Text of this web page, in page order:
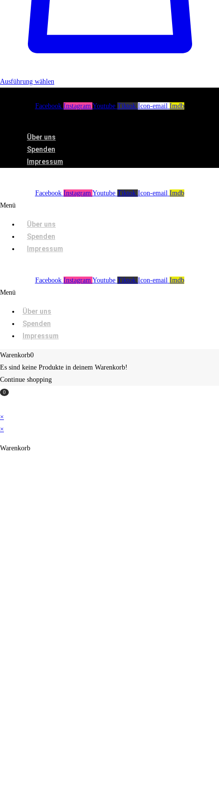
Ausführung wählen
Facebook Instagram Youtube Tiktok Icon-email Imdb
Über uns
Spenden
Impressum
Facebook Instagram Youtube Tiktok Icon-email Imdb
Menü
Über uns
Spenden
Impressum
Facebook Instagram Youtube Tiktok Icon-email Imdb
Menü
Über uns
Spenden
Impressum
Warenkorb0
Es sind keine Produkte in deinem Warenkorb!
Continue shopping
0
×
×
Warenkorb